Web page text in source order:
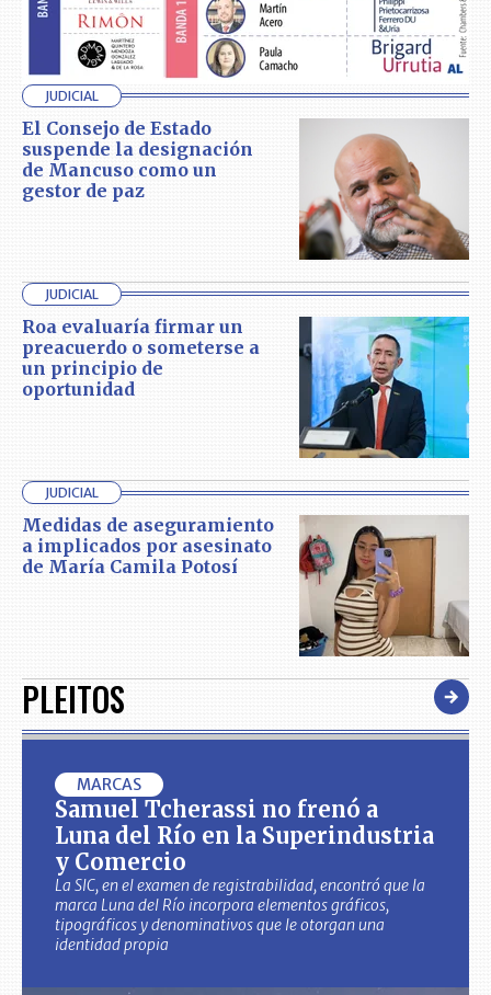
JUDICIAL
El Consejo de Estado
suspende la designación
de Mancuso como un
gestor de paz
JUDICIAL
Roa evaluaría firmar un
preacuerdo o someterse a
un principio de
oportunidad
JUDICIAL
Medidas de aseguramiento
a implicados por asesinato
de María Camila Potosí
PLEITOS
MARCAS
Samuel Tcherassi no frenó a
Luna del Río en la Superindustria
y Comercio
La SIC, en el examen de registrabilidad, encontró que la
marca Luna del Río incorpora elementos gráficos,
tipográficos y denominativos que le otorgan una
identidad propia